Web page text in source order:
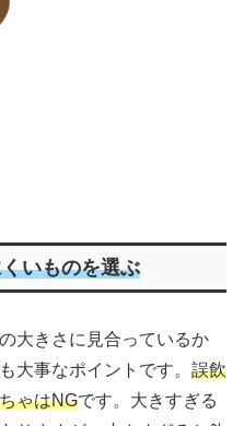
いものを選ぶ
大きさに見合っているか
大事なポイントです。 誤飲
ゃはNGです。大きすぎる